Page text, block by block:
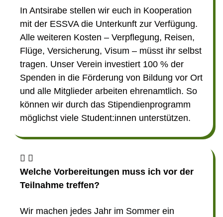
In Antsirabe stellen wir euch in Kooperation
mit der ESSVA die Unterkunft zur Verfügung.
Alle weiteren Kosten – Verpflegung, Reisen,
Flüge, Versicherung, Visum – müsst ihr selbst
tragen. Unser Verein investiert 100 % der
Spenden in die Förderung von Bildung vor Ort
und alle Mitglieder arbeiten ehrenamtlich. So
können wir durch das Stipendienprogramm
möglichst viele Student:innen unterstützen.
Welche Vorbereitungen muss ich vor der
Teilnahme treffen?
Wir machen jedes Jahr im Sommer ein